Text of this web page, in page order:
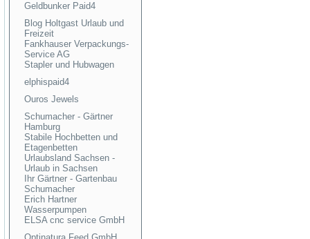
Geldbunker Paid4
Blog Holtgast Urlaub und
Freizeit
Fankhauser Verpackungs-
Service AG
Stapler und Hubwagen
elphispaid4
Ouros Jewels
Schumacher - Gärtner
Hamburg
Stabile Hochbetten und
Etagenbetten
Urlaubsland Sachsen -
Urlaub in Sachsen
Ihr Gärtner - Gartenbau
Schumacher
Erich Hartner
Wasserpumpen
ELSA cnc service GmbH